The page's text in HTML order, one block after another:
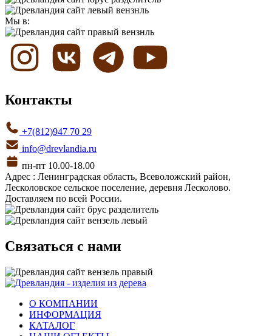
Мы в:
Контакты
+7(812)947 70 29
info@drevlandia.ru
пн-пт 10.00-18.00
Адрес : Ленинградская область, Всеволожский район,
Лесколовское сельское поселение, деревня Лесколово.
Доставляем по всей России.
Связаться с нами
О КОМПАНИИ
ИНФОРМАЦИЯ
КАТАЛОГ